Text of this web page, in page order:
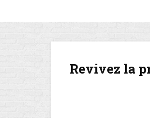
Revivez la